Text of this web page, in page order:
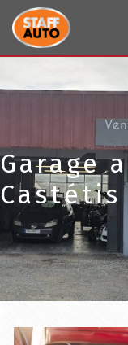
Panneau de gestion
Garage
Castétis